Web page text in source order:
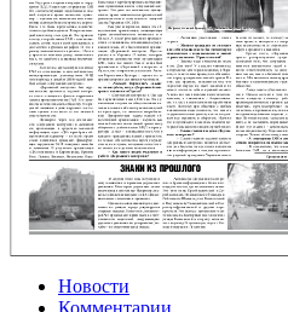
Новости
Комментарии